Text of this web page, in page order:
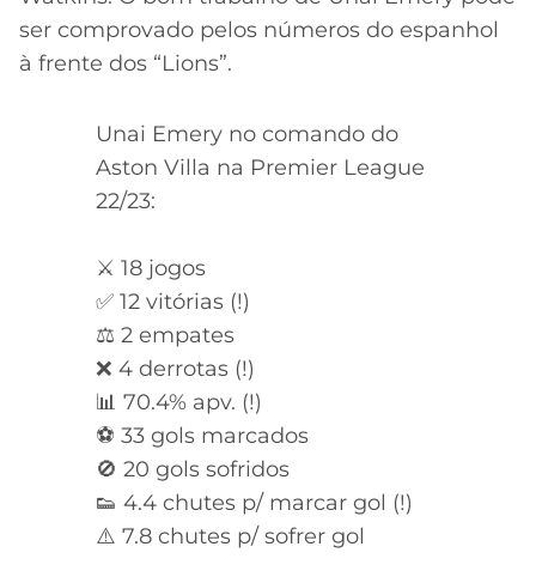
ser comprovado pelos números do espanhol
à frente dos “Lions”.
Unai Emery no comando do
Aston Villa na Premier League
22/23:
⚔️ 18 jogos
✅ 12 vitórias (!)
⚖️ 2 empates
❌ 4 derrotas (!)
📊 70.4% apv. (!)
⚽️ 33 gols marcados
🚫 20 gols sofridos
👟 4.4 chutes p/ marcar gol (!)
⚠️ 7.8 chutes p/ sofrer gol